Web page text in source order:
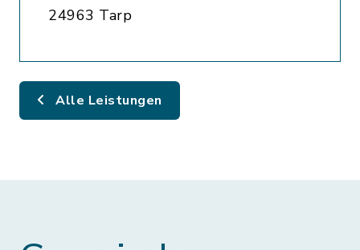
24963 Tarp
Alle Leistungen